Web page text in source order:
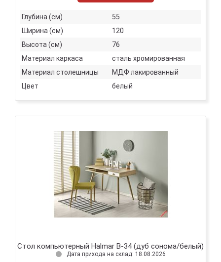
Глубина (см)
55
Ширина (см)
120
Высота (см)
76
Материал каркаса
сталь хромированная
Материал столешницы
МДФ лакированный
Цвет
белый
Стол компьютерный Halmar B-34 (дуб сонома/белый)
Дата прихода на склад: 18.08.2026